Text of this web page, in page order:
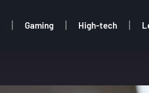
Gaming High-tech